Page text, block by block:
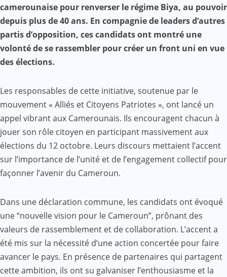
camerounaise pour renverser le régime Biya, au pouvoir
depuis plus de 40 ans. En compagnie de leaders d’autres
partis d’opposition, ces candidats ont montré une
volonté de se rassembler pour créer un front uni en vue
des élections.
Les responsables de cette initiative, soutenue par le
mouvement « Alliés et Citoyens Patriotes », ont lancé un
appel vibrant aux Camerounais. Ils encouragent chacun à
jouer son rôle citoyen en participant massivement aux
élections du 12 octobre. Leurs discours mettaient l’accent
sur l’importance de l’unité et de l’engagement collectif pour
façonner l’avenir du Cameroun.
Dans une déclaration commune, les candidats ont évoqué
une “nouvelle vision pour le Cameroun”, prônant des
valeurs de rassemblement et de collaboration. L’accent a
été mis sur la nécessité d’une action concertée pour faire
avancer le pays. En présence de partenaires qui partagent
cette ambition, ils ont su galvaniser l’enthousiasme et la